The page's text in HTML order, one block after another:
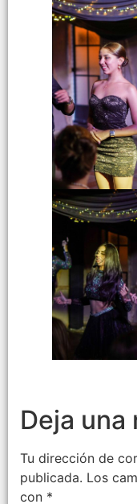
Deja una
Tu dirección de
publicada. Los
con *